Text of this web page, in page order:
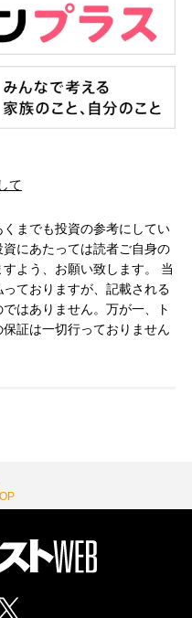
て
までも投資の参考にしてい
にあたっては読者ご自身の
よう、お願い致します。 当
ておりますが、記載される
はありません。万が一、ト
証は一切行っておりません